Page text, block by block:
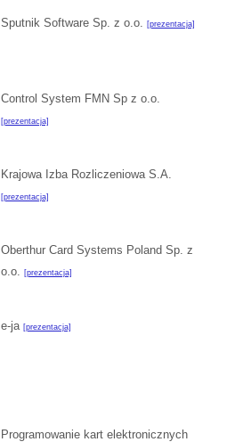
Sputnik Software Sp. z o.o. [prezentacja]
Control System FMN Sp z o.o.
[prezentacja]
Krajowa Izba Rozliczeniowa S.A.
[prezentacja]
Oberthur Card Systems Poland Sp. z
o.o.
[prezentacja]
e-ja [prezentacja]
Programowanie kart elektronicznych